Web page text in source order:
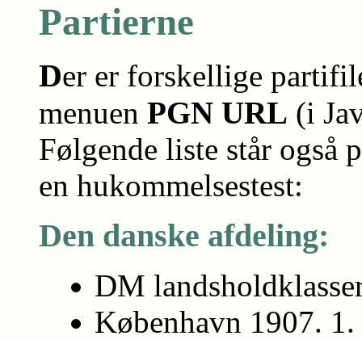
Partierne
Der er forskellige
menuen PGN URL (i
Følgende liste står også
en hukommelsestest:
Den danske afdeling:
DM
København 1907.